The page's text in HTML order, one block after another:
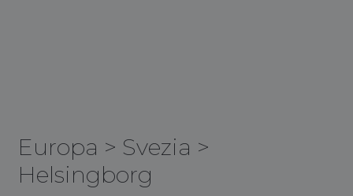
Europa > Svezia >
Helsingborg